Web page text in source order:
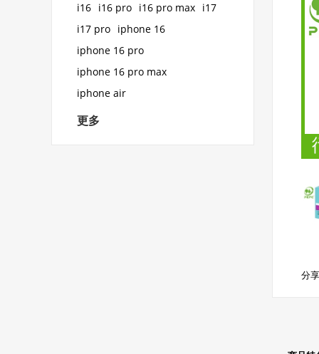
分
i16 i16 pro i16 pro max i17
i17 pro iphone 16
iphone 16 pro
iphone 16 pro max
iphone air
更多